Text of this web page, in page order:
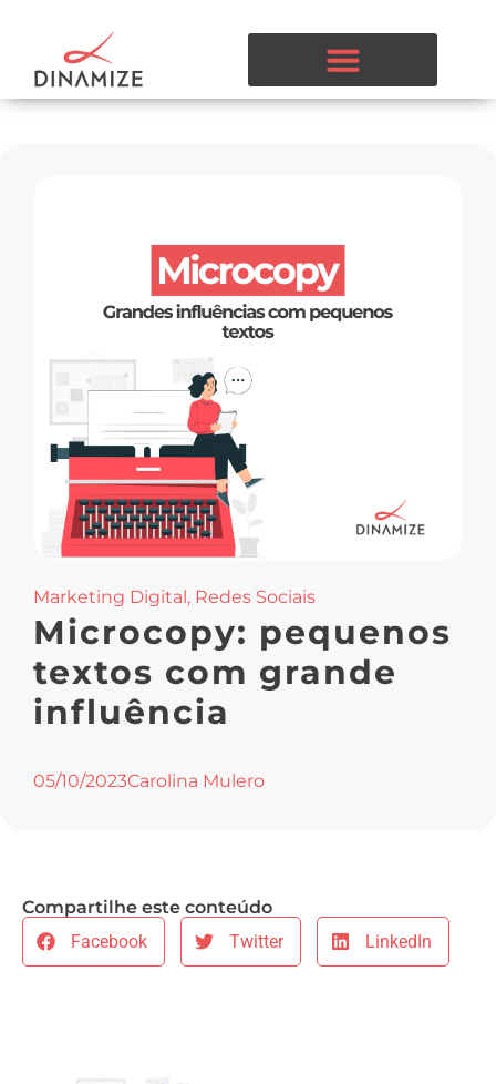
Marketing Digital , Redes Sociais
Microcopy: pequenos
textos com grande
influência
05/10/2023Carolina Mulero
Compartilhe este conteúdo
Facebook
Twitter LinkedIn